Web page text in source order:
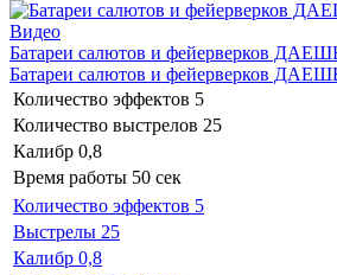
Видео
Батареи салютов и фейерверков
Батареи салютов и фейерверков
Количество эффектов 5
Количество выстрелов 25
Калибр 0,8
Время работы 50 сек
Количество эффектов 5
Выстрелы 25
Калибр 0,8